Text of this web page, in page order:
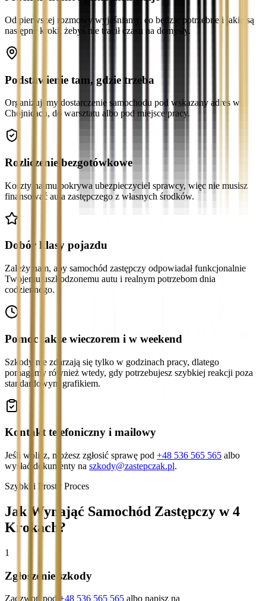
Od pierwszej rozmowy wyjaśniamy, co będzie potrzebne i jakie są
następne kroki, żebyś nie tracił czasu na domysły.
Podstawienie tam, gdzie trzeba
Organizujemy dostarczenie samochodu pod wskazany adres w
Chojnicach, do warsztatu albo pod miejsce pracy.
Rozliczenie bezgotówkowe
Koszty najmu pokrywa ubezpieczyciel sprawcy, więc nie musisz
finansować auta zastępczego z własnych środków.
Dobór klasy pojazdu
Zależy nam, aby samochód zastępczy odpowiadał funkcjonalnie
Twojemu uszkodzonemu autu i realnym potrzebom dnia
codziennego.
Pomoc także wieczorem i w weekend
Szkody nie zdarzają się tylko w godzinach pracy, dlatego
pomagamy również wtedy, gdy potrzebujesz szybkiej reakcji poza
standardowym grafikiem.
Kontakt telefoniczny i mailowy
Jeśli wolisz, możesz zgłosić sprawę pod +48 536 565 565 albo
wysłać dokumenty na szkody@zastepczak.pl.
Szybki i Prosty Proces
Jak Wynająć Samochód Zastępczy w 4
Krokach?
1
Zgłoszenie szkody
Zadzwoń pod +48 536 565 565 albo napisz na